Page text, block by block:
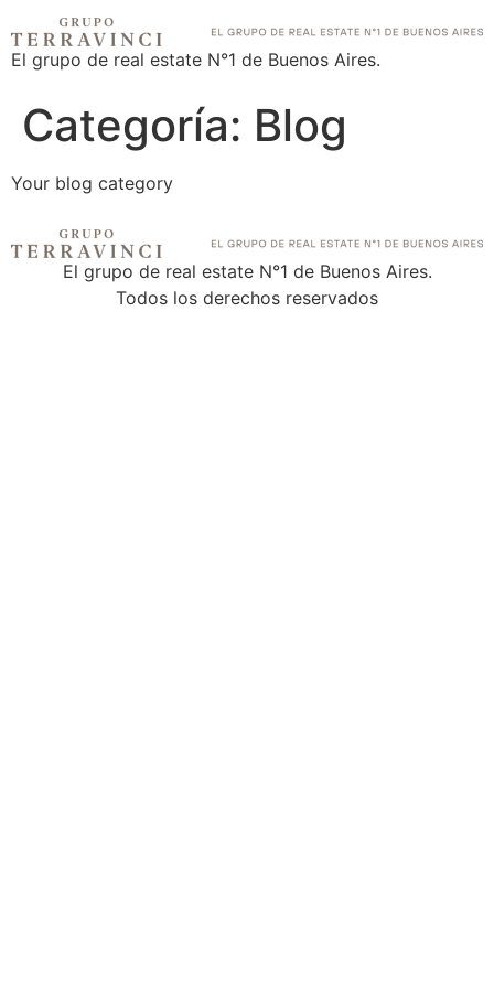
El grupo de real estate N°1 de Buenos Aires.
Categoría: Blog
Your blog category
El grupo de real estate N°1 de Buenos Aires.
Todos los derechos reservados